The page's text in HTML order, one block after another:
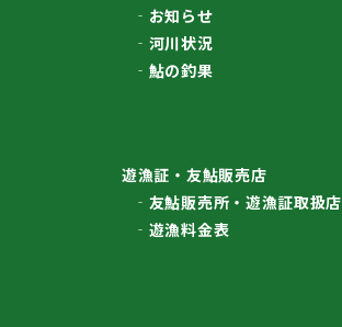
お知らせ
河川状況
鮎の釣果
遊漁証・友鮎販売店
友鮎販売所・遊漁証取扱店
遊漁料金表